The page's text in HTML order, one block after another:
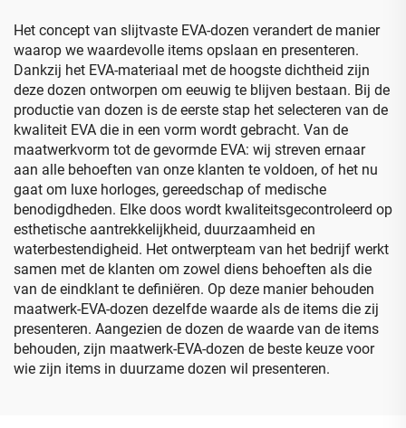
Het concept van slijtvaste EVA-dozen verandert de manier
waarop we waardevolle items opslaan en presenteren.
Dankzij het EVA-materiaal met de hoogste dichtheid zijn
deze dozen ontworpen om eeuwig te blijven bestaan. Bij de
productie van dozen is de eerste stap het selecteren van de
kwaliteit EVA die in een vorm wordt gebracht. Van de
maatwerkvorm tot de gevormde EVA: wij streven ernaar
aan alle behoeften van onze klanten te voldoen, of het nu
gaat om luxe horloges, gereedschap of medische
benodigdheden. Elke doos wordt kwaliteitsgecontroleerd op
esthetische aantrekkelijkheid, duurzaamheid en
waterbestendigheid. Het ontwerpteam van het bedrijf werkt
samen met de klanten om zowel diens behoeften als die
van de eindklant te definiëren. Op deze manier behouden
maatwerk-EVA-dozen dezelfde waarde als de items die zij
presenteren. Aangezien de dozen de waarde van de items
behouden, zijn maatwerk-EVA-dozen de beste keuze voor
wie zijn items in duurzame dozen wil presenteren.